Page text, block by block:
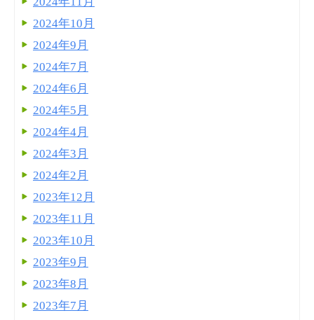
2024年10月
2024年9月
2024年7月
2024年6月
2024年5月
2024年4月
2024年3月
2024年2月
2023年12月
2023年11月
2023年10月
2023年9月
2023年8月
2023年7月